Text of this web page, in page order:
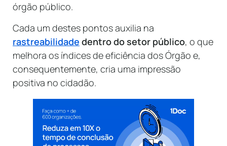
órgão público.
Cada um destes pontos auxilia na
rastreabilidade dentro do setor público, o que
melhora os índices de eficiência dos Órgão e,
consequentemente, cria uma impressão
positiva no cidadão.